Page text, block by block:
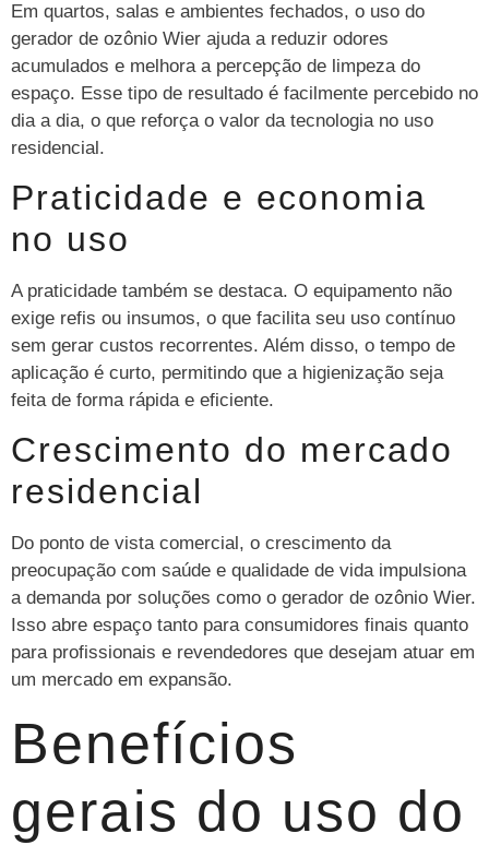
Em quartos, salas e ambientes fechados, o uso do
gerador de ozônio Wier ajuda a reduzir odores
acumulados e melhora a percepção de limpeza do
espaço. Esse tipo de resultado é facilmente percebido no
dia a dia, o que reforça o valor da tecnologia no uso
residencial.
Praticidade e economia
no uso
A praticidade também se destaca. O equipamento não
exige refis ou insumos, o que facilita seu uso contínuo
sem gerar custos recorrentes. Além disso, o tempo de
aplicação é curto, permitindo que a higienização seja
feita de forma rápida e eficiente.
Crescimento do mercado
residencial
Do ponto de vista comercial, o crescimento da
preocupação com saúde e qualidade de vida impulsiona
a demanda por soluções como o gerador de ozônio Wier.
Isso abre espaço tanto para consumidores finais quanto
para profissionais e revendedores que desejam atuar em
um mercado em expansão.
Benefícios
gerais do uso do